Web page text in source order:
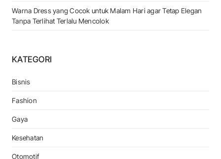
Warna Dress yang Cocok untuk Malam Hari agar Tetap Elegan
Tanpa Terlihat Terlalu Mencolok
KATEGORI
Bisnis
Fashion
Gaya
Kesehatan
Otomotif